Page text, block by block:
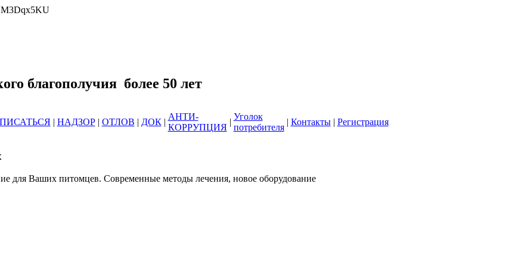
благополучия более 50 лет
| НАДЗОР | ОТЛОВ | ДОК |
АНТИ-
КОРРУПЦИЯ
|
Уголок
потребителя
| Контакты | Регистрация
для Ваших питомцев. Современные методы лечения, новое оборудование